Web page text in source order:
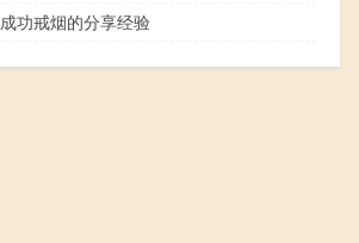
成功戒烟的分享经验